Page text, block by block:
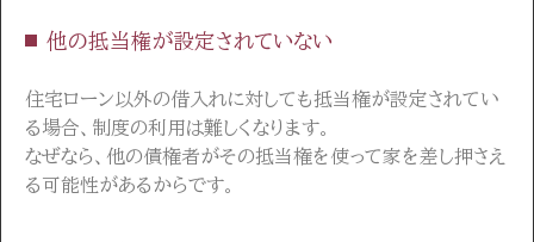
他の抵当権が設定されていない
住宅ローン以外の借入れに対しても抵当権が設定されてい
る場合、制度の利用は難しくなります。
なぜなら、他の債権者がその抵当権を使って家を差し押さえ
る可能性があるからです。